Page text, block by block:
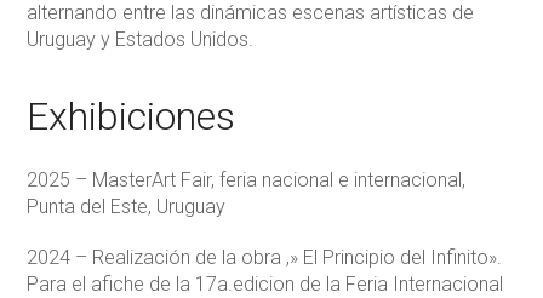
alternando entre las dinámicas escenas artísticas de
Uruguay y Estados Unidos.
Exhibiciones
2025 – MasterArt Fair, feria nacional e internacional,
Punta del Este, Uruguay
2024 – Realización de la obra ,» El Principio del Infinito».
Para el afiche de la 17a.edicion de la Feria Internacional